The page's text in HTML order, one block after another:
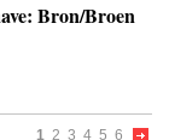
Bron/Broen
1 2 3 4 5 6